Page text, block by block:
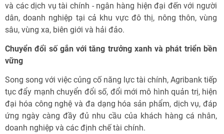
và các dịch vụ tài chính - ngân hàng hiện đại đến với người
dân, doanh nghiệp tại cả khu vực đô thị, nông thôn, vùng
sâu, vùng xa, biên giới và hải đảo.
Chuyển đổi số gắn với tăng trưởng xanh và phát triển bền
vững
Song song với việc củng cố năng lực tài chính, Agribank tiếp
tục đẩy mạnh chuyển đổi số, đổi mới mô hình quản trị, hiện
đại hóa công nghệ và đa dạng hóa sản phẩm, dịch vụ, đáp
ứng ngày càng đầy đủ nhu cầu của khách hàng cá nhân,
doanh nghiệp và các định chế tài chính.